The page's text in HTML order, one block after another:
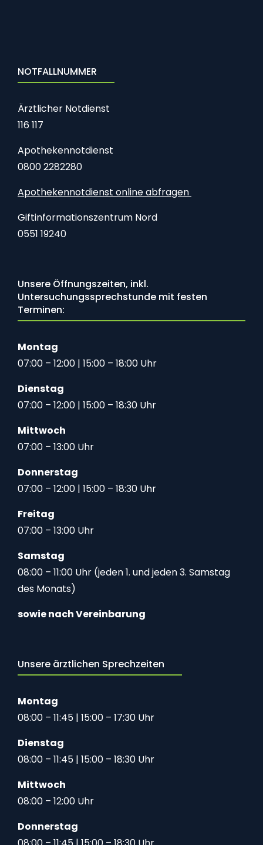
NOTFALLNUMMER
Ärztlicher Notdienst
116 117
Apothekennotdienst
0800 2282280
Apothekennotdienst online abfragen
Giftinformationszentrum Nord
0551 19240
Unsere Öffnungszeiten, inkl.
Untersuchungssprechstunde mit festen
Terminen:
Montag
07:00 – 12:00 | 15:00 – 18:00 Uhr
Dienstag
07:00 – 12:00 | 15:00 – 18:30 Uhr
Mittwoch
07:00 – 13:00 Uhr
Donnerstag
07:00 – 12:00 | 15:00 – 18:30 Uhr
Freitag
07:00 – 13:00 Uhr
Samstag
08:00 – 11:00 Uhr (jeden 1. und jeden 3. Samstag
des Monats)
sowie nach Vereinbarung
Unsere ärztlichen Sprechzeiten
Montag
08:00 – 11:45 | 15:00 – 17:30 Uhr
Dienstag
08:00 – 11:45 | 15:00 – 18:30 Uhr
Mittwoch
08:00 – 12:00 Uhr
Donnerstag